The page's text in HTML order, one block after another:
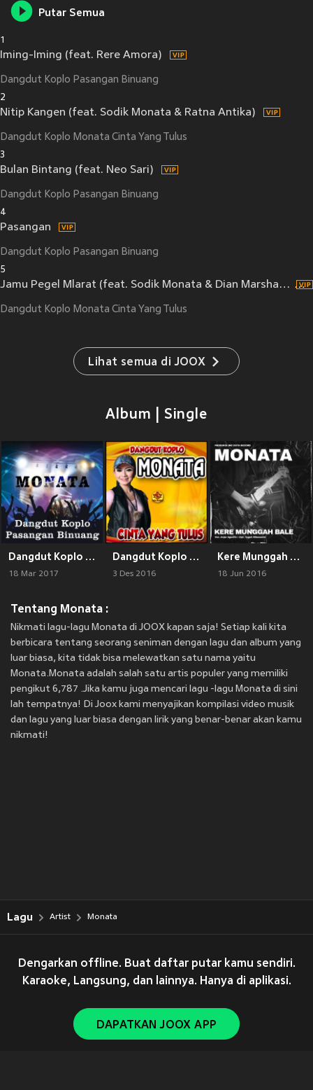
Putar Semua
1
Iming-Iming (feat. Rere Amora)
Dangdut Koplo Pasangan Binuang
2
Nitip Kangen (feat. Sodik Monata & Ratna Antika)
Dangdut Koplo Monata Cinta Yang Tulus
3
Bulan Bintang (feat. Neo Sari)
Dangdut Koplo Pasangan Binuang
4
Pasangan
Dangdut Koplo Pasangan Binuang
5
Jamu Pegel Mlarat (feat. Sodik Monata & Dian Marshanda)
Dangdut Koplo Monata Cinta Yang Tulus
Lihat semua di JOOX
Album | Single
Dangdut Koplo Pasangan Binuang
18 Mar 2017
Dangdut Koplo Monata Cinta Yang Tulus
3 Des 2016
Kere Munggah Bale (Live)
18 Jun 2016
Tentang Monata :
Nikmati lagu-lagu Monata di JOOX kapan saja! Setiap kali kita
berbicara tentang seorang seniman dengan lagu dan album yang
luar biasa, kita tidak bisa melewatkan satu nama yaitu
Monata.Monata adalah salah satu artis populer yang memiliki
pengikut 6,787 .Jika kamu juga mencari lagu -lagu Monata di sini
lah tempatnya! Di Joox kami menyajikan kompilasi video musik
dan lagu yang luar biasa dengan lirik yang benar-benar akan kamu
nikmati!
Lagu Artist Monata
Dengarkan offline. Buat daftar putar kamu sendiri.
Karaoke, Langsung, dan lainnya. Hanya di aplikasi.
DAPATKAN JOOX APP